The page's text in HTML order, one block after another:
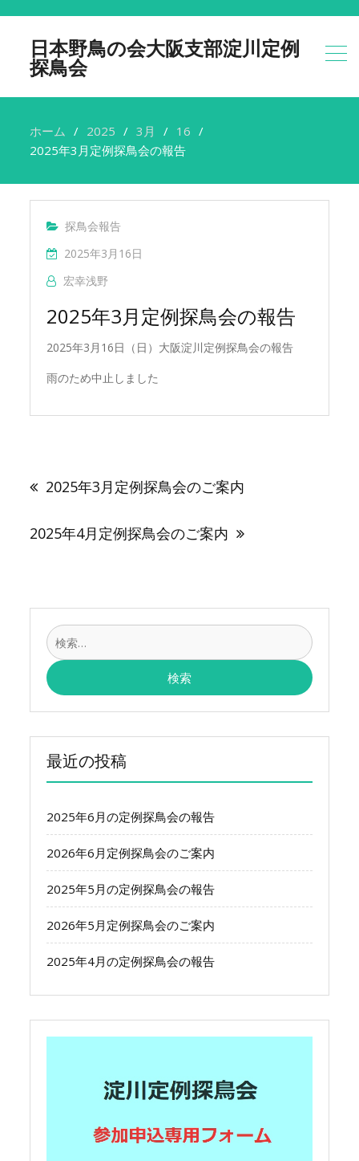
日本野鳥の会大阪支部淀川定例
探鳥会
ホーム 2025 3月
16
2025年3月定例探鳥会の報告
探鳥会報告
2025年3月16日
宏幸浅野
2025年3月定例探鳥会の報告
2025年3月16日（日）大阪淀川定例探鳥会の報告
雨のため中止しました
ナ
ゲ
ン
2025年3月定例探鳥会のご案内
2025年4月定例探鳥会のご案内
検
索:
最近の投稿
2025年6月の定例探鳥会の報告
2026年6月定例探鳥会のご案内
2025年5月の定例探鳥会の報告
2026年5月定例探鳥会のご案内
2025年4月の定例探鳥会の報告